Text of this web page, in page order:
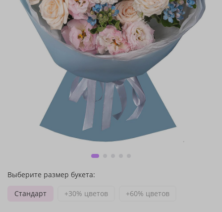
Выберите размер букета:
Стандарт
+30% цветов +60% цветов